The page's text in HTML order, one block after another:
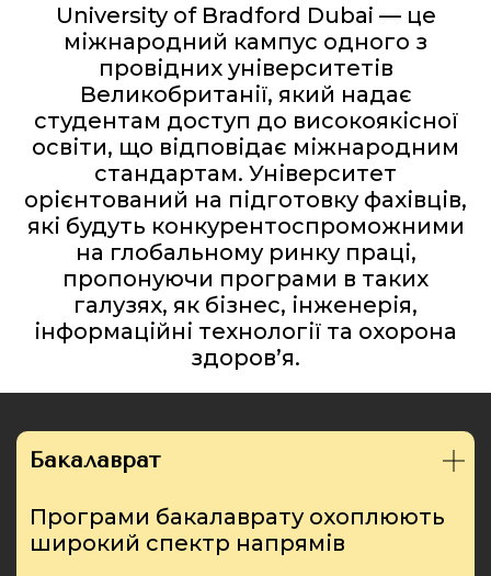
University of Bradford Dubai — це
міжнародний кампус одного з
провідних університетів
Великобританії, який надає
студентам доступ до високоякісної
освіти, що відповідає міжнародним
стандартам. Університет
орієнтований на підготовку фахівців,
які будуть конкурентоспроможними
на глобальному ринку праці,
пропонуючи програми в таких
галузях, як бізнес, інженерія,
інформаційні технології та охорона
здоров’я.
Бакалаврат
Програми бакалаврату охоплюють
широкий спектр напрямів